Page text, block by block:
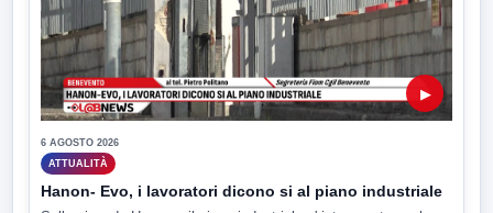
▶
6 AGOSTO 2026
ATTUALITÀ
Hanon- Evo, i lavoratori dicono si al piano industriale